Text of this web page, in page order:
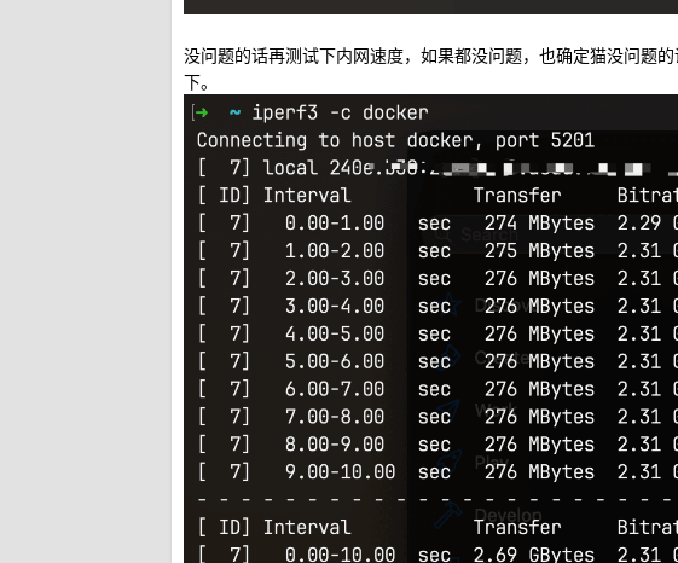
没问题的话再测试下内网速度，如果都没问题，也确定猫没问题
下。